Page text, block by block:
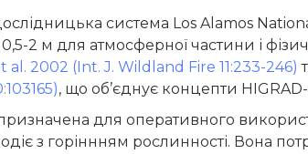
система Los Alamos
0,5-2 м для атмосферної частини і
al. 2002 (Int. J. Wildland Fire 11:233-246)
, що об’єднує концепти
для оперативного
з горіннням рослинності. Вона